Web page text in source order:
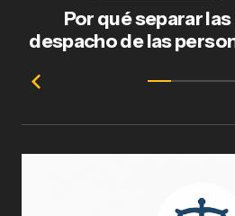
Por qué separar
despacho de las